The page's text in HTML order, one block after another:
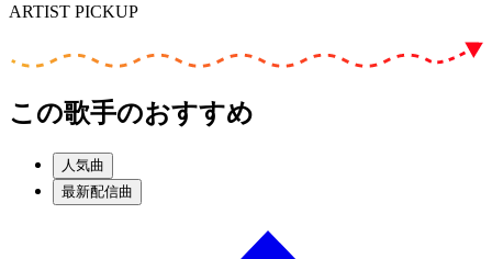
ARTIST PICKUP
この歌手のおすすめ
人気曲
最新配信曲